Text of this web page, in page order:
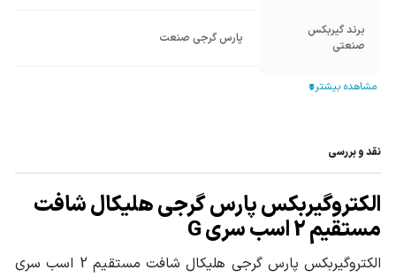
برند گیربکس
صنعتی
پارس گرجی صنعت
سری گیربکس - تیپ
نوع گیربکس
صنعتی
گیربکس هلیکال
نقد و بررسی
الکتروگیربکس پارس گرجی هلیکال شافت
مستقیم 2 اسب سری G
الکتروگیربکس پارس گرجی هلیکال شافت مستقیم 2 اسب سری